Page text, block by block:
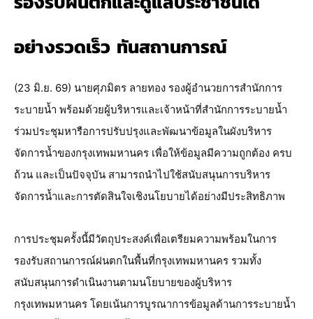
อย่างรวดเร็ว ทันสถานการณ์
(23 มิ.ย. 69) นายศุภมิตร ลายทอง รองผู้อำนวยการสำนักการ
ระบายน้ำ พร้อมด้วยผู้บริหารและเจ้าหน้าที่สำนักการระบายน้ำ
ร่วมประชุมหารือการปรับปรุงและพัฒนาข้อมูลในผังบริหาร
จัดการน้ำของกรุงเทพมหานคร เพื่อให้ข้อมูลมีความถูกต้อง ครบ
ถ้วน และเป็นปัจจุบัน สามารถนำไปใช้สนับสนุนการบริหาร
จัดการน้ำและการตัดสินใจเชิงนโยบายได้อย่างมีประสิทธิภาพ
การประชุมครั้งนี้มีวัตถุประสงค์เพื่อเตรียมความพร้อมในการ
รองรับสถานการณ์ฝนตกในพื้นที่กรุงเทพมหานคร รวมทั้ง
สนับสนุนการดำเนินงานตามนโยบายของผู้บริหาร
กรุงเทพมหานคร โดยเน้นการบูรณาการข้อมูลด้านการระบายน้ำ